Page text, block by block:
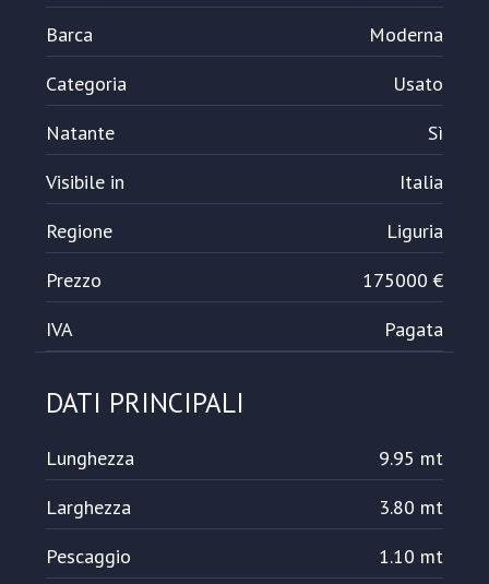
Barca
Moderna
Categoria
Usato
Natante
Sì
Visibile in
Italia
Regione
Liguria
Prezzo
175000 €
IVA
Pagata
DATI PRINCIPALI
Lunghezza
9.95 mt
Larghezza
3.80 mt
Pescaggio
1.10 mt